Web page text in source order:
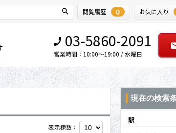
閲覧履歴 0 お気に入り
03-5860-2091
営業時間：10:00～19:00 / 水曜日
表示棟数：
現在の検索
駅